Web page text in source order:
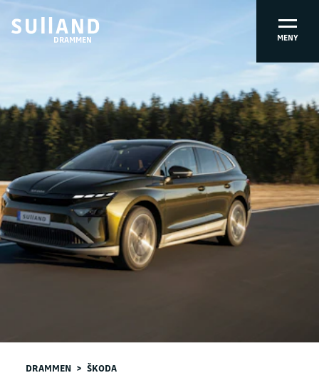
DRAMMEN MENY
DRAMMEN > ŠKODA